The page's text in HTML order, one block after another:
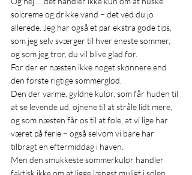
solcreme og drikke vand – det ved du jo
allerede. Jeg har også et par ekstra gode tips,
som jeg selv sværger til hver eneste sommer,
og som jeg tror, du vil blive glad for.
For der er næsten ikke noget skønnere end
den første rigtige sommerglød.
Den der varme, gyldne kulør, som får huden til
at se levende ud, øjnene til at stråle lidt mere,
og som næsten får os til at føle, at vi lige har
været på ferie – også selvom vi bare har
tilbragt en eftermiddag i haven.
Men den smukkeste sommerkulør handler